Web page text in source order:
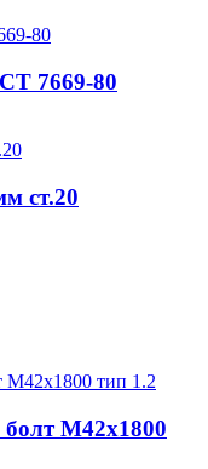
7669-80
ст.20
М42x1800